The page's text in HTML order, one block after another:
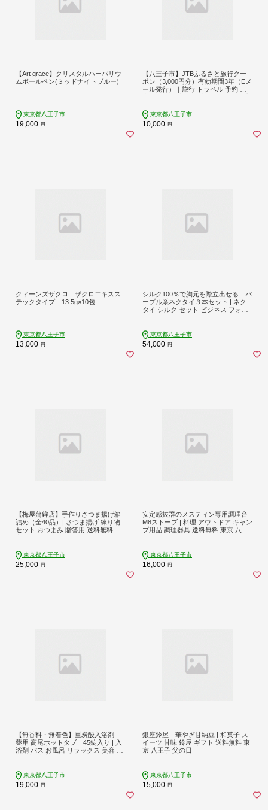
【Art grace】クリスタルハーバリウ
ムボールペン(ミッドナイトブルー)
東京都八王子市
19,000 円
【八王子市】JTBふるさと旅行クー
ポン（3,000円分）有効期間3年（Eメ
ール発行）｜旅行 トラベル 予約 国
子供 子連れ カップル 家族 人気 おす
すめ 旅行クーポン 店頭 オンライン
ネット予約 東京 八王子
東京都八王子市
10,000 円
クィーンズザクロ ザクロエキスス
テックタイプ 13.5g×10包
東京都八王子市
13,000 円
シルク100％で胸元を際立出せる パ
ープル系ネクタイ３本セット | ネク
タイ シルク セット ビジネス フォー
東京都八王子市
54,000 円
【梅屋蒲鉾店】手作りさつま揚げ箱
詰め（全40品）| さつま揚げ 練り物
セット おつまみ 贈答用 送料無料 東
東京都八王子市
25,000 円
安定感抜群のメスティン専用調理台
M8ストーブ | 料理 アウトドア キャン
プ用品 調理器具 送料無料 東京 八王
東京都八王子市
16,000 円
【無香料・無着色】重炭酸入浴剤
薬用 高尾ホットタブ 45錠入り | 入
浴剤 バス お風呂 リラックス 美容 送
東京都八王子市
19,000 円
銀座鈴屋 華やぎ甘納豆 | 和菓子 ス
イーツ 甘味 鈴屋 ギフト 送料無料 東
京 八王子 父の日
東京都八王子市
15,000 円